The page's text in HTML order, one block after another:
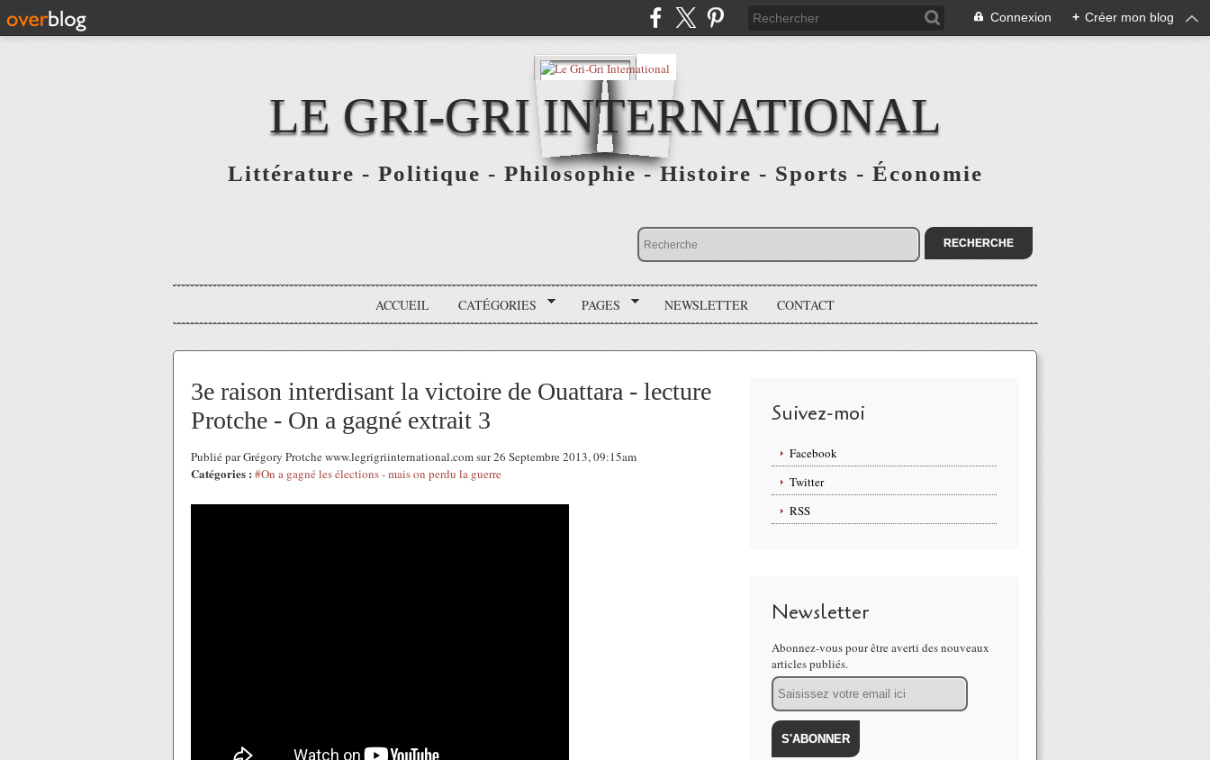
Connexion + Créer mon blog
LE GRI-GRI INTERNATIONAL
Littérature - Politique - Philosophie - Histoire - Sports - Économie
ACCUEIL CATÉGORIES PAGES NEWSLETTER CONTACT
3e raison interdisant la victoire de Ouattara - lecture
Protche - On a gagné extrait 3
Publié par Grégory Protche www.legrigriinternational.com sur 26 Septembre 2013, 09:15am
Catégories : #On a gagné les élections - mais on perdu la guerre
Suivez-moi
Facebook
Twitter
RSS
Newsletter
Abonnez-vous pour être averti des nouveaux
articles publiés.
Email